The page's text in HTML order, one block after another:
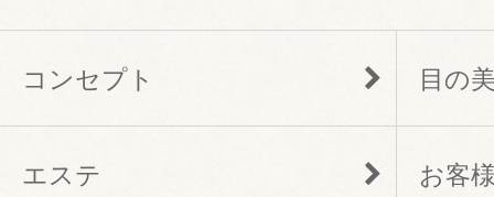
コンセプト 目の
エステ お客